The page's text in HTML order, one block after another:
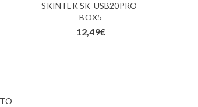
SKINTEK SK-USB20PRO-
BOX5
12,49€